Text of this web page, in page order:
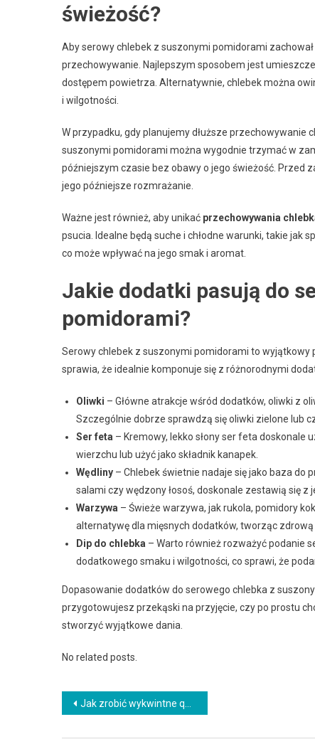
świeżość?
Aby serowy chlebek z suszonymi pomidorami
przechowywanie. Najlepszym sposobem jest
dostępem powietrza. Alternatywnie, chlebek można
i wilgotności.
W przypadku, gdy planujemy dłuższe przechowywanie
suszonymi pomidorami można wygodnie trzymać w
późniejszym czasie bez obawy o jego świeżość. Przed
jego późniejsze rozmrażanie.
Ważne jest również, aby unikać przechowywania
psucia. Idealne będą suche i chłodne warunki, takie jak
co może wpływać na jego smak i aromat.
Jakie dodatki pasują do
pomidorami?
Serowy chlebek z suszonymi pomidorami to
sprawia, że idealnie komponuje się z różnorodnymi
Oliwki – Główne atrakcje wśród dodatków, oliwki z
Szczególnie dobrze sprawdzą się oliwki zielone lub
Ser feta – Kremowy, lekko słony ser feta doskonale
wierzchu lub użyć jako składnik kanapek.
Wędliny – Chlebek świetnie nadaje się jako baza do
salami czy wędzony łosoś, doskonale zestawią się z
Warzywa – Świeże warzywa, jak rukola, pomidory
alternatywę dla mięsnych dodatków, tworząc zdrową
Dip do chlebka – Warto również rozważyć podanie
dodatkowego smaku i wilgotności, co sprawi, że
Dopasowanie dodatków do serowego chlebka z
przygotowujesz przekąski na przyjęcie, czy po prostu
stworzyć wyjątkowe dania.
No related posts.
Nawigacja
wpisu
Jak zrobić wykwintne quiche z szynką, porami i serem pleśniowym